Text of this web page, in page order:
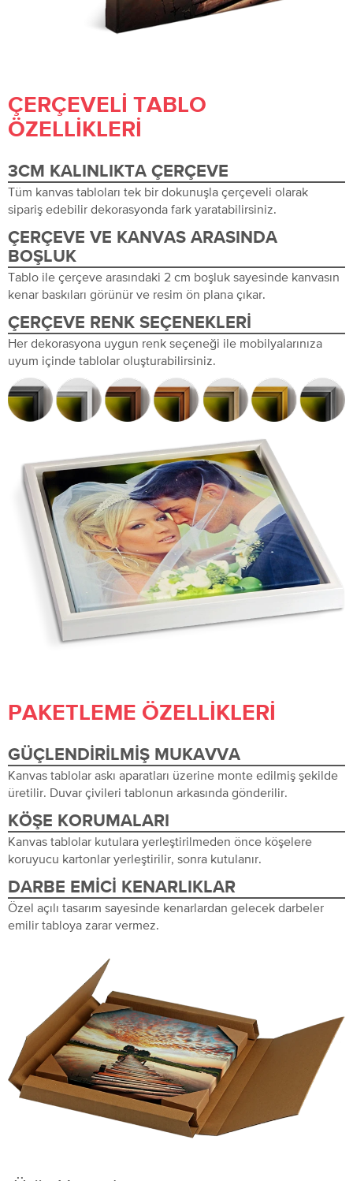
ÇERÇEVELI TABLO
ÖZELLIKLERI
3CM KALINLIKTA ÇERÇEVE
Tüm kanvas tabloları tek bir dokunuşla çerçeveli olarak
sipariş edebilir dekorasyonda fark yaratabilirsiniz.
ÇERÇEVE VE KANVAS ARASINDA
BOŞLUK
Tablo ile çerçeve arasındaki 2 cm boşluk sayesinde kanvasın
kenar baskıları görünür ve resim ön plana çıkar.
ÇERÇEVE RENK SEÇENEKLERI
Her dekorasyona uygun renk seçeneği ile mobilyalarınıza
uyum içinde tablolar oluşturabilirsiniz.
PAKETLEME ÖZELLIKLERI
GÜÇLENDIRILMIŞ MUKAVVA
Kanvas tablolar askı aparatları üzerine monte edilmiş şekilde
üretilir. Duvar çivileri tablonun arkasında gönderilir.
KÖŞE KORUMALARI
Kanvas tablolar kutulara yerleştirilmeden önce köşelere
koruyucu kartonlar yerleştirilir, sonra kutulanır.
DARBE EMICI KENARLIKLAR
Özel açılı tasarım sayesinde kenarlardan gelecek darbeler
emilir tabloya zarar vermez.